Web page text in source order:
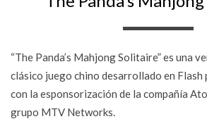
“The Panda’s Mahjong Solitaire” es una
clásico juego chino desarrollado en Flash
con la esponsorización de la compañía
grupo MTV Networks.